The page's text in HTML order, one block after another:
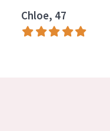
Essentials
Lift+
Chloe, 47